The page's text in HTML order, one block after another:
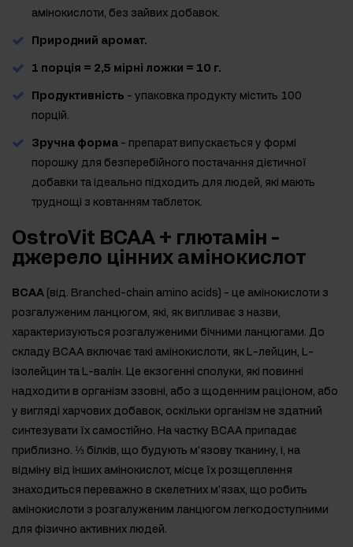
амінокислоти, без зайвих добавок.
Природний аромат.
1 порція = 2,5 мірні ложки = 10 г.
Продуктивність - упаковка продукту містить 100
порцій.
Зручна форма - препарат випускається у формі
порошку для безперебійного постачання дієтичної
добавки та ідеально підходить для людей, які мають
труднощі з ковтанням таблеток.
OstroVit BCAA + глютамін -
джерело цінних амінокислот
BCAA (від. Branched-chain amino acids) - це амінокислоти з
розгалуженим ланцюгом, які, як випливає з назви,
характеризуються розгалуженими бічними ланцюгами. До
складу BCAA включає такі амінокислоти, як L-лейцин, L-
ізолейцин та L-валін. Це екзогенні сполуки, які повинні
надходити в організм ззовні, або з щоденним раціоном, або
у вигляді харчових добавок, оскільки організм не здатний
синтезувати їх самостійно. На частку BCAA припадає
приблизно. ⅓ білків, що будують м'язову тканину, і, на
відміну від інших амінокислот, місце їх розщеплення
знаходиться переважно в скелетних м'язах, що робить
амінокислоти з розгалуженим ланцюгом легкодоступними
для фізично активних людей.